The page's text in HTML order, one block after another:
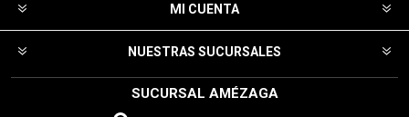
MI CUENTA
NUESTRAS SUCURSALES
SUCURSAL AMÉZAGA